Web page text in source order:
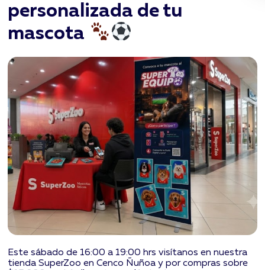
personalizada de tu
mascota
Este sábado de 16:00 a 19:00 hrs visítanos en nuestra
tienda SuperZoo en Cenco Ñuñoa y por compras sobre